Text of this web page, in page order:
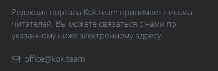
Редакция портала Kok.team принимает письма
читателей. Вы можете связаться с нами по
указанному ниже электронному адресу.
office@kok.team